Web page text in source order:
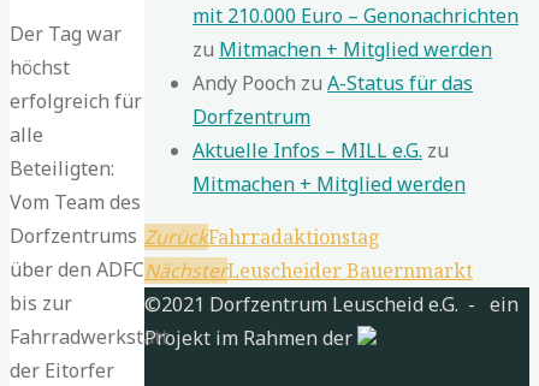
Der Tag war
höchst
erfolgreich für
alle
Beteiligten:
Vom Team des
Dorfzentrums
über den ADFC
bis zur
Fahrradwerkstatt
der Eitorfer
mit 210.000 Euro – Genonachrichten
zu Mitmachen + Mitglied werden
Andy Pooch zu A-Status für das
Dorfzentrum
Aktuelle Infos – MILL e.G. zu
Mitmachen + Mitglied werden
ZurückFahrradaktionstag
NächsterLeuscheider Bauernmarkt
Nach
oben
©2021 Dorfzentrum Leuscheid e.G. - ein
Projekt im Rahmen der